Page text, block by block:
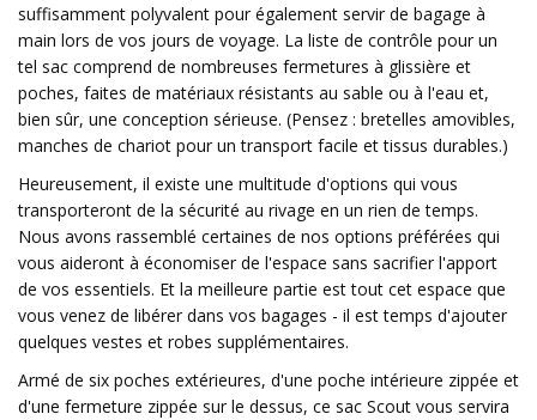
suffisamment polyvalent pour également servir de bagage à
main lors de vos jours de voyage. La liste de contrôle pour un
tel sac comprend de nombreuses fermetures à glissière et
poches, faites de matériaux résistants au sable ou à l'eau et,
bien sûr, une conception sérieuse. (Pensez : bretelles amovibles,
manches de chariot pour un transport facile et tissus durables.)
Heureusement, il existe une multitude d'options qui vous
transporteront de la sécurité au rivage en un rien de temps.
Nous avons rassemblé certaines de nos options préférées qui
vous aideront à économiser de l'espace sans sacrifier l'apport
de vos essentiels. Et la meilleure partie est tout cet espace que
vous venez de libérer dans vos bagages - il est temps d'ajouter
quelques vestes et robes supplémentaires.
Armé de six poches extérieures, d'une poche intérieure zippée et
d'une fermeture zippée sur le dessus, ce sac Scout vous servira